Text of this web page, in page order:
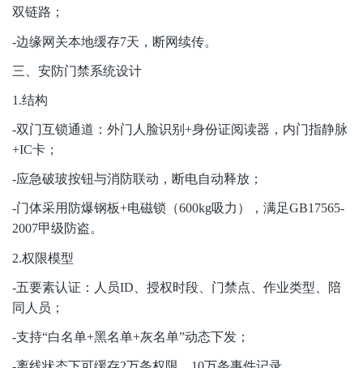
双链路；
-边缘网关本地缓存7天，断网续传。
三、安防门禁系统设计
1.结构
-双门互锁通道：外门人脸识别+身份证阅读器，内门指静脉
+IC卡；
-应急破玻按钮与消防联动，断电自动释放；
-门体采用防爆钢板+电磁锁（600kg吸力），满足GB17565-
2007甲级防盗。
2.权限模型
-五要素认证：人员ID、授权时段、门禁点、作业类型、陪
同人员；
-支持“白名单+黑名单+灰名单”动态下发；